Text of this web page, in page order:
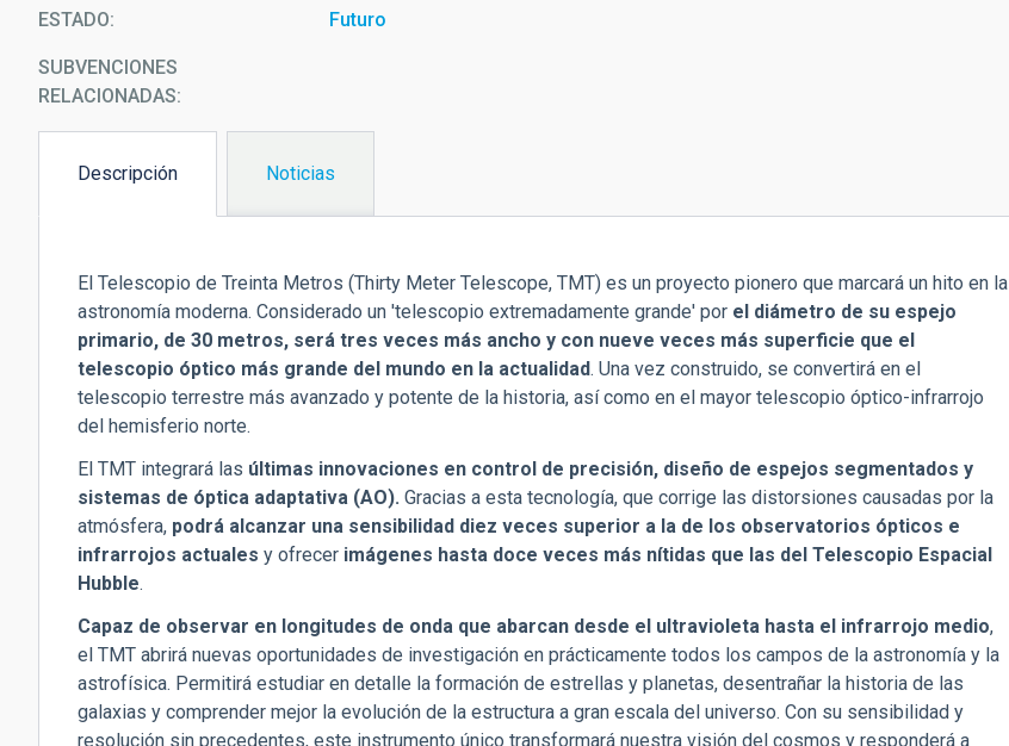
ESTADO Futuro
SUBVENCIONES
RELACIONADAS:
Descripción
Noticias
El Telescopio de Treinta Metros (Thirty Meter Telescope, TMT) es un proyecto pionero que marcará un hito en la
astronomía moderna. Considerado un 'telescopio extremadamente grande' por el diámetro de su espejo
primario, de 30 metros, será tres veces más ancho y con nueve veces más superficie que el
telescopio óptico más grande del mundo en la actualidad. Una vez construido, se convertirá en el
telescopio terrestre más avanzado y potente de la historia, así como en el mayor telescopio óptico-infrarrojo
del hemisferio norte.
El TMT integrará las últimas innovaciones en control de precisión, diseño de espejos segmentados y
sistemas de óptica adaptativa (AO). Gracias a esta tecnología, que corrige las distorsiones causadas por la
atmósfera, podrá alcanzar una sensibilidad diez veces superior a la de los observatorios ópticos e
infrarrojos actuales y ofrecer imágenes hasta doce veces más nítidas que las del Telescopio Espacial
Hubble.
Capaz de observar en longitudes de onda que abarcan desde el ultravioleta hasta el infrarrojo medio,
el TMT abrirá nuevas oportunidades de investigación en prácticamente todos los campos de la astronomía y la
astrofísica. Permitirá estudiar en detalle la formación de estrellas y planetas, desentrañar la historia de las
galaxias y comprender mejor la evolución de la estructura a gran escala del universo. Con su sensibilidad y
resolución sin precedentes, este instrumento único transformará nuestra visión del cosmos y responderá a